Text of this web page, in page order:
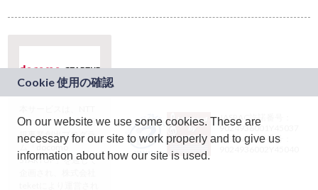
ドコモグループの新
規事業創出プログラ
ム「docomo
STARTUP」を通じて
JASRAC許諾番号：
9024936001Y45037
JASRAC許諾番号：
On our website we use some cookies. These are
necessary for our site to work properly and to give us
information about how our site is used.